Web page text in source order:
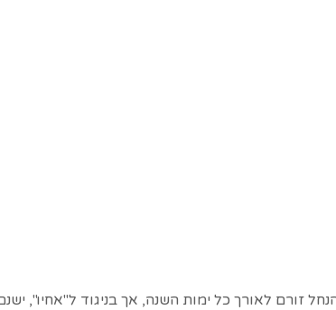
זורם לאורך כל ימות השנה, אך בניגוד ל"אחיו",